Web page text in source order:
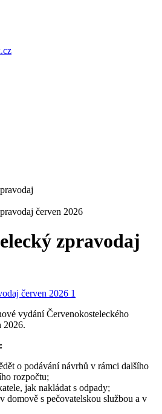
červen 2026
zpravodaj
vydání Červenokosteleckého
2026.
o podávání návrhů v rámci dalšího
rozpočtu;
jak nakládat s odpady;
domově s pečovatelskou službou a v